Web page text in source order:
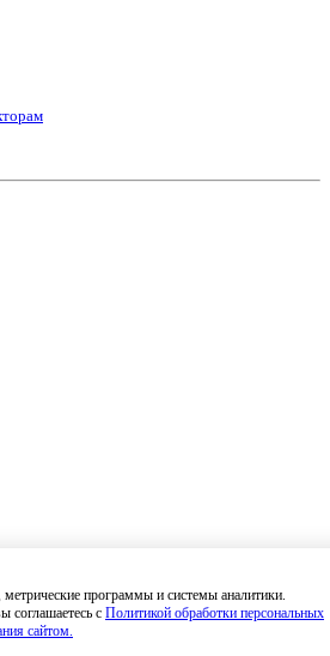
данные, Вы даете согласие на обработку
соответствии сполитикой
и носит информационный характер.
программы и системы аналитики.
соглашаетесь с Политикой обработки персональных
сайтом.